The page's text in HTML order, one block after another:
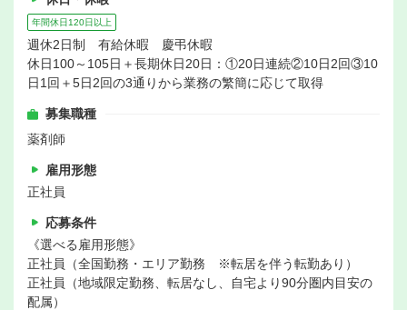
年間休日120日以上
週休2日制 有給休暇 慶弔休暇
休日100～105日＋長期休日20日：①20日連続②10日2回③10
日1回＋5日2回の3通りから業務の繁簡に応じて取得
募集職種
薬剤師
雇用形態
正社員
応募条件
《選べる雇用形態》
正社員（全国勤務・エリア勤務 ※転居を伴う転勤あり）
正社員（地域限定勤務、転居なし、自宅より90分圏内目安の
配属）